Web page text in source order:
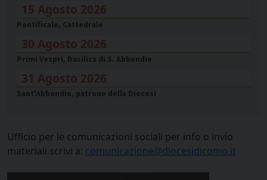
15 Agosto 2026
Pontificale, Cattedrale
30 Agosto 2026
Primi Vespri, Basilica di S. Abbondio
31 Agosto 2026
Sant'Abbondio, patrono della Diocesi
Ufficio per le comunicazioni sociali per info o invio
materiali scrivi a: comunicazione@diocesidicomo.it